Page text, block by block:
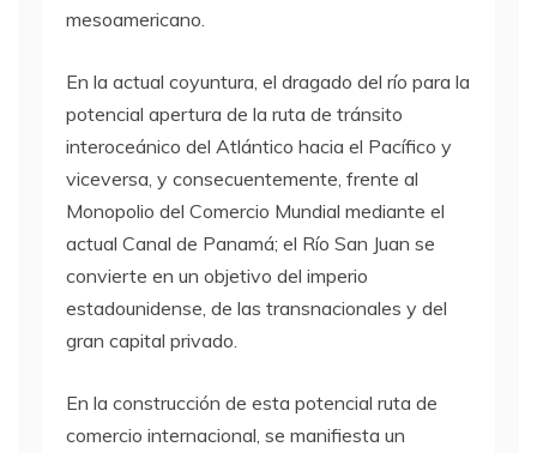
mesoamericano.
En la actual coyuntura, el dragado del río para la
potencial apertura de la ruta de tránsito
interoceánico del Atlántico hacia el Pacífico y
viceversa, y consecuentemente, frente al
Monopolio del Comercio Mundial mediante el
actual Canal de Panamá; el Río San Juan se
convierte en un objetivo del imperio
estadounidense, de las transnacionales y del
gran capital privado.
En la construcción de esta potencial ruta de
comercio internacional, se manifiesta un